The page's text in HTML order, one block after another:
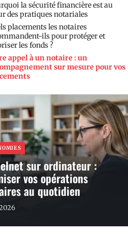
la sécurité financière est au
des pratiques notariales
placements les notaires
ils pour protéger et
les fonds ?
appel à un notaire : un
sur mesure pour vos
sur ordinateur :
vos opérations
au quotidien